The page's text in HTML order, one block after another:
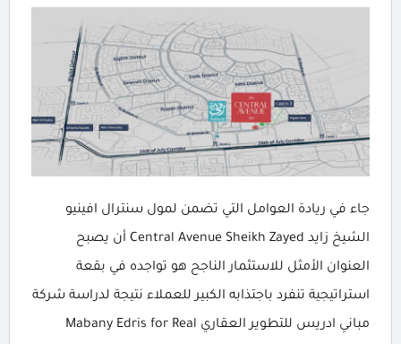
جاء في ريادة العوامل التي تضمن لمول سنترال افينيو
الشيخ زايد Central Avenue Sheikh Zayed أن يصبح
العنوان الأمثل للاستثمار الناجح هو تواجده في بقعة
استراتيجية تنفرد باجتذابه الكبير للعملاء نتيجة لدراسة شركة
مباني ادريس للتطوير العقاري Mabany Edris for Real